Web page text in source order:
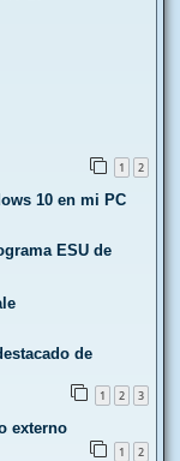
1 2
10 en mi PC
ESU de
de
1 2 3
externo
1 2